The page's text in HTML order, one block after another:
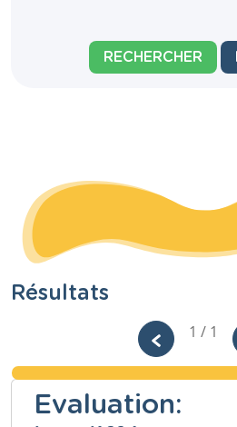
RECHERCHER
Résultats
1 / 1
Evaluation: